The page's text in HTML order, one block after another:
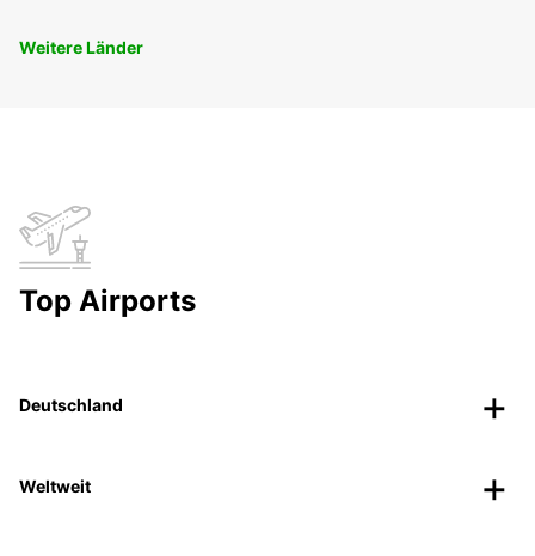
Weitere Länder
Top Airports
Deutschland
Weltweit